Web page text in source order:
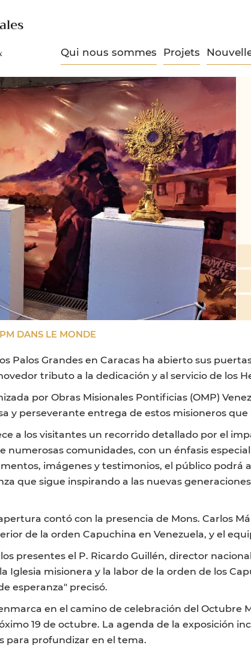
Qui nous sommes Projets
DANS LE MONDE
Palos Grandes en Caracas ha abierto sus
tributo a la dedicación y al servicio de los
por Obras Misionales Pontificias (OMP)
y perseverante entrega de estos misioneros
a los visitantes un recorrido detallado por el
numerosas comunidades, con un énfasis
imágenes y testimonios, el público podrá
que sigue inspirando a las nuevas
contó con la presencia de Mons. Carlos
de la orden Capuchina en Venezuela, y el
presentes el P. Ricardo Guillén, director
Iglesia misionera y la labor de la orden de los
esperanza" precisó.
en el camino de celebración del Octubre
19 de octubre. La agenda de la exposición
para profundizar en el tema.